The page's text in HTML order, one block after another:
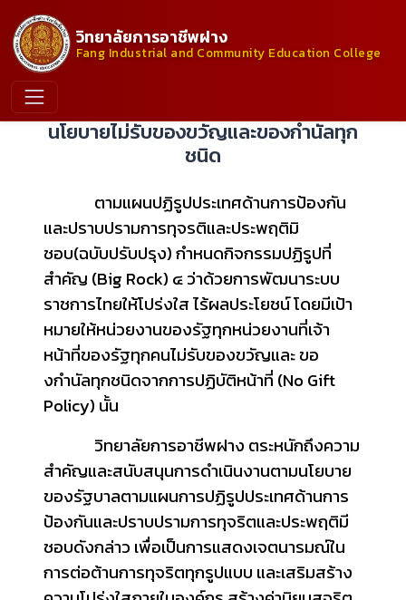
วิทยาลัยการอาชีพฝาง
Fang Industrial and Community Education College
นโยบายไม่รับของขวัญและของกำนัลทุก
ชนิด
ตามแผนปฏิรูปประเทศด้านการป้องกัน
และปราบปรามการทุจรติและประพฤติมิ
ชอบ(ฉบับปรับปรุง) กําหนดกิจกรรมปฏิรูปที่
สําคัญ (Big Rock) ๔ ว่าด้วยการพัฒนาระบบ
ราชการไทยให้โปร่งใส ไร้ผลประโยชน์ โดยมีเป้า
หมายให้หน่วยงานของรัฐทุกหน่วยงานที่เจ้า
หน้าที่ของรัฐทุกคนไม่รับของขวัญและ ขอ
งกํานัลทุกชนิดจากการปฏิบัติหน้าที่ (No Gift
Policy) นั้น
วิทยาลัยการอาชีพฝาง ตระหนักถึงความ
สําคัญและสนับสนุนการดําเนินงานตามนโยบาย
ของรัฐบาลตามแผนการปฏิรูปประเทศด้านการ
ป้องกันและปราบปรามการทุจริตและประพฤติมี
ชอบดังกล่าว เพื่อเป็นการแสดงเจตนารมณ์ใน
การต่อต้านการทุจริตทุกรูปแบบ และเสริมสร้าง